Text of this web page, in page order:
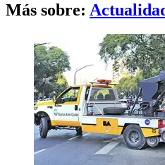
Más sobre: